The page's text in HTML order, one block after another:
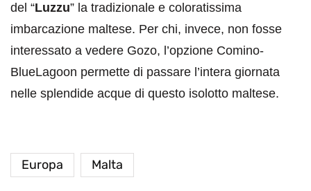
del “Luzzu” la tradizionale e coloratissima
imbarcazione maltese. Per chi, invece, non fosse
interessato a vedere Gozo, l’opzione Comino-
BlueLagoon permette di passare l’intera giornata
nelle splendide acque di questo isolotto maltese.
Europa Malta